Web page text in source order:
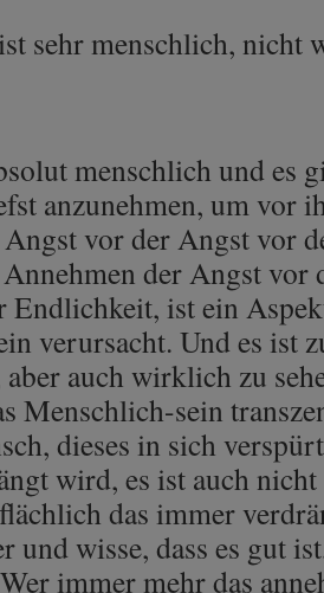
sehr menschlich, nicht
menschlich und es
anzunehmen, um vor
Angst vor der Angst vor
der Angst vor
Endlichkeit, ist ein
verursacht. Und es ist
aber auch wirklich zu
Menschlich-sein
dieses in sich
wird, es ist auch
das immer
und wisse, dass es gut
immer mehr das